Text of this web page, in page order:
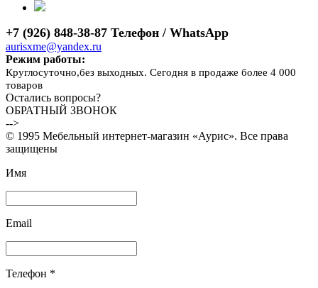
+7 (926) 848-38-87 Телефон / WhatsApp
aurisxme@yandex.ru
Режим работы:
Круглосуточно,без выходных. Сегодня в продаже более 4 000
товаров
Остались вопросы?
ОБРАТНЫЙ ЗВОНОК
-->
© 1995 Мебельный интернет-магазин «Аурис». Все права
защищены
Имя
Email
Телефон *